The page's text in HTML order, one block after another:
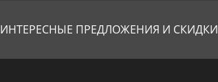
ИНТЕРЕСНЫЕ ПРЕДЛОЖЕНИЯ И СКИДКИ